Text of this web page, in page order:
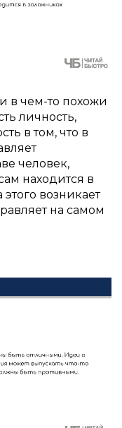
в чем-то похожи
личность,
в том, что в
человек,
находится в
возникает
на самом